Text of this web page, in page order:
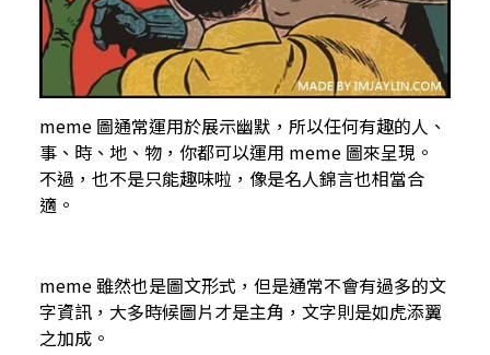
meme 圖通常運用於展示幽默，所以任何有趣的人、
事、時、地、物，你都可以運用 meme 圖來呈現。
不過，也不是只能趣味啦，像是名人錦言也相當合
適。
meme 雖然也是圖文形式，但是通常不會有過多的文
字資訊，大多時候圖片才是主角，文字則是如虎添翼
之加成。